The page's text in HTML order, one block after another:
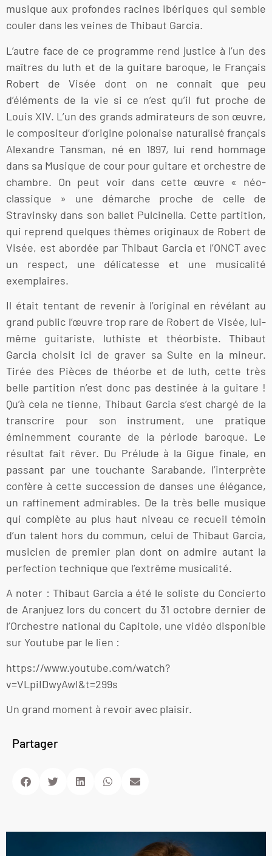
musique aux profondes racines ibériques qui semble
couler dans les veines de Thibaut Garcia.
L’autre face de ce programme rend justice à l’un des
maîtres du luth et de la guitare baroque, le Français
Robert de Visée dont on ne connaît que peu
d’éléments de la vie si ce n’est qu’il fut proche de
Louis XIV. L’un des grands admirateurs de son œuvre,
le compositeur d’origine polonaise naturalisé français
Alexandre Tansman, né en 1897, lui rend hommage
dans sa Musique de cour pour guitare et orchestre de
chambre. On peut voir dans cette œuvre « néo-
classique » une démarche proche de celle de
Stravinsky dans son ballet Pulcinella. Cette partition,
qui reprend quelques thèmes originaux de Robert de
Visée, est abordée par Thibaut Garcia et l’ONCT avec
un respect, une délicatesse et une musicalité
exemplaires.
Il était tentant de revenir à l’original en révélant au
grand public l’œuvre trop rare de Robert de Visée, lui-
même guitariste, luthiste et théorbiste. Thibaut
Garcia choisit ici de graver sa Suite en la mineur.
Tirée des Pièces de théorbe et de luth, cette très
belle partition n’est donc pas destinée à la guitare !
Qu’à cela ne tienne, Thibaut Garcia s’est chargé de la
transcrire pour son instrument, une pratique
éminemment courante de la période baroque. Le
résultat fait rêver. Du Prélude à la Gigue finale, en
passant par une touchante Sarabande, l’interprète
confère à cette succession de danses une élégance,
un raffinement admirables. De la très belle musique
qui complète au plus haut niveau ce recueil témoin
d’un talent hors du commun, celui de Thibaut Garcia,
musicien de premier plan dont on admire autant la
perfection technique que l’extrême musicalité.
A noter : Thibaut Garcia a été le soliste du Concierto
de Aranjuez lors du concert du 31 octobre dernier de
l’Orchestre national du Capitole, une vidéo disponible
sur Youtube par le lien :
https://www.youtube.com/watch?
v=VLpiIDwyAwI&t=299s
Un grand moment à revoir avec plaisir.
Partager